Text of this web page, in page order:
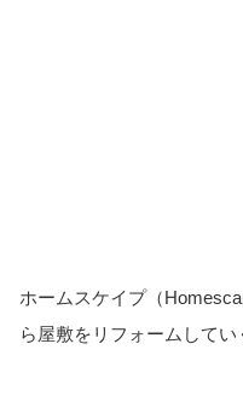
ホームスケイプ（
ら屋敷をリフォームしてい